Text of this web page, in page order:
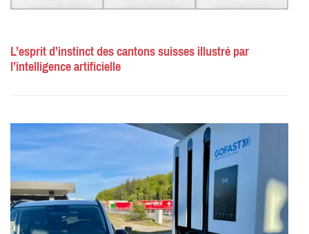
L’esprit d’instinct des cantons suisses illustré par
l’intelligence artificielle